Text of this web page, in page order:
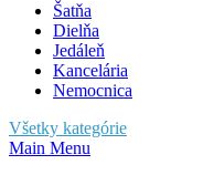
Šatňa
Dielňa
Jedáleň
Kancelária
Nemocnica
Všetky kategórie
Main Menu